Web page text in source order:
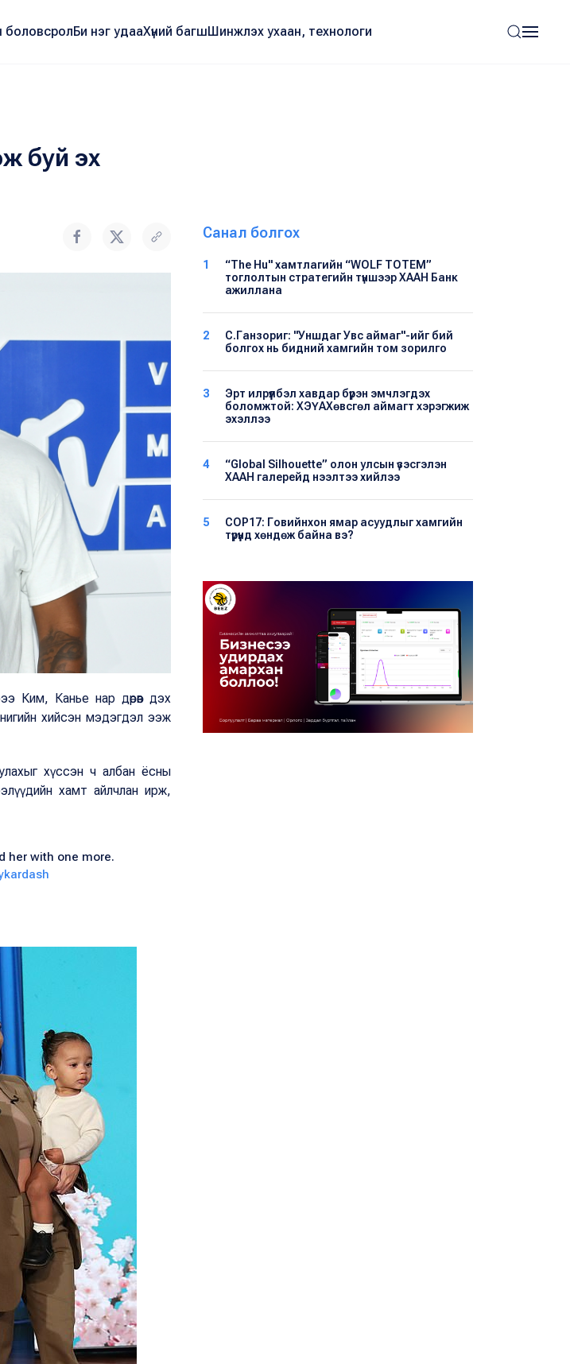
боловсролБи нэг удааХүний багшШинжлэх ухаан, технологи
буй эх
Ким, Канье нар дөрөв дэх
хийсэн мэдэгдэл ээж
хүссэн ч албан ёсны
хамт айлчлан ирж,
her with one more.
Санал болгох
1
“The Hu" хамтлагийн “WOLF TOTEM”
тоглолтын стратегийн түншээр ХААН Банк
ажиллана
2
С.Ганзориг: "Уншдаг Увс аймаг"-ийг бий
болгох нь бидний хамгийн том зорилго
3
Эрт илрүүлбэл хавдар бүрэн эмчлэгдэх
боломжтой: ХЭҮА​Хөвсгөл аймагт хэрэгжиж
эхэллээ
4
“Global Silhouette” олон улсын үзэсгэлэн
ХААН галерейд нээлтээ хийлээ
5
COP17: Говийнхон ямар асуудлыг хамгийн
түрүүнд хөндөж байна вэ?